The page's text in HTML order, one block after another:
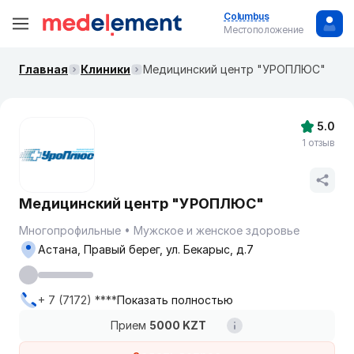
Columbus
Местоположение
Главная Клиники Медицинский центр "УРОПЛЮС"
Медицинский центр "УРОПЛЮС"
Многопрофильные Мужское и женское здоровье
Прием 5000 KZT
Астана, Правый берег, ул. Бекарыс, д.7
+ 7 (7172) ****Показать полностью
5.0
1 отзыв